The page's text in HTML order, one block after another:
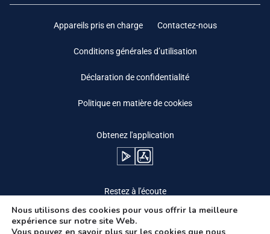
Appareils pris en charge Contactez-nous
Conditions générales d’utilisation
Déclaration de confidentialité
Politique en matière de cookies
Obtenez l'application
Restez à l'écoute
Nous utilisons des cookies pour vous offrir la meilleure
expérience sur notre site Web.